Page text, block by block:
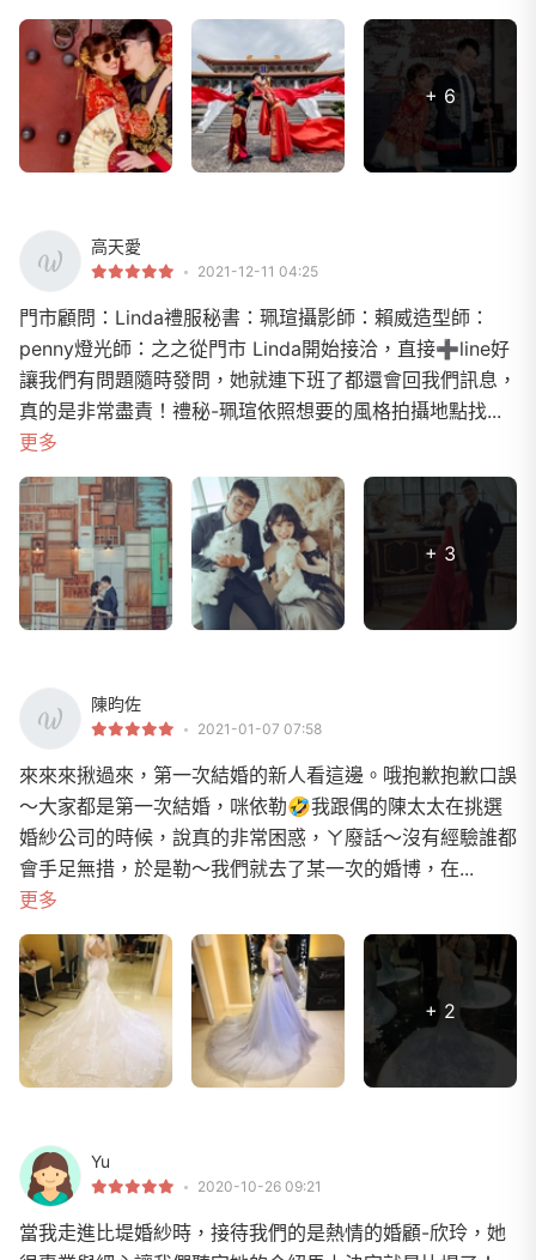
+ 6
高天愛
2021-12-11 04:25
門市顧問：Linda禮服秘書：珮瑄攝影師：賴威造型師：
penny燈光師：之之從門市 Linda開始接洽，直接➕line好
讓我們有問題隨時發問，她就連下班了都還會回我們訊息，
真的是非常盡責！禮秘-珮瑄依照想要的風格拍攝地點找...
更多
+ 3
陳昀佐
2021-01-07 07:58
來來來揪過來，第一次結婚的新人看這邊。哦抱歉抱歉口誤
～大家都是第一次結婚，咪依勒🤣我跟偶的陳太太在挑選
婚紗公司的時候，說真的非常困惑，ㄚ廢話～沒有經驗誰都
會手足無措，於是勒～我們就去了某一次的婚博，在...
更多
+ 2
Yu
2020-10-26 09:21
當我走進比堤婚紗時，接待我們的是熱情的婚顧-欣玲，她